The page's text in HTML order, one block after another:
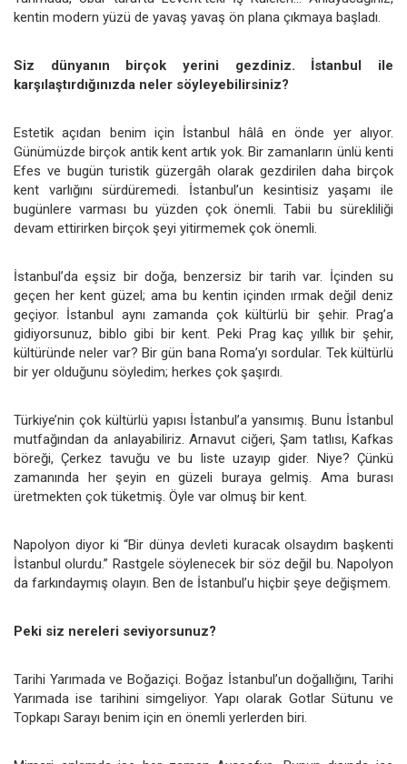
kentin modern yüzü de yavaş yavaş ön plana çıkmaya başladı.
Siz dünyanın birçok yerini gezdiniz. İstanbul ile
karşılaştırdığınızda neler söyleyebilirsiniz?
Estetik açıdan benim için İstanbul hâlâ en önde yer alıyor.
Günümüzde birçok antik kent artık yok. Bir zamanların ünlü kenti
Efes ve bugün turistik güzergâh olarak gezdirilen daha birçok
kent varlığını sürdüremedi. İstanbul’un kesintisiz yaşamı ile
bugünlere varması bu yüzden çok önemli. Tabii bu sürekliliği
devam ettirirken birçok şeyi yitirmemek çok önemli.
İstanbul’da eşsiz bir doğa, benzersiz bir tarih var. İçinden su
geçen her kent güzel; ama bu kentin içinden ırmak değil deniz
geçiyor. İstanbul aynı zamanda çok kültürlü bir şehir. Prag’a
gidiyorsunuz, biblo gibi bir kent. Peki Prag kaç yıllık bir şehir,
kültüründe neler var? Bir gün bana Roma’yı sordular. Tek kültürlü
bir yer olduğunu söyledim; herkes çok şaşırdı.
Türkiye’nin çok kültürlü yapısı İstanbul’a yansımış. Bunu İstanbul
mutfağından da anlayabiliriz. Arnavut ciğeri, Şam tatlısı, Kafkas
böreği, Çerkez tavuğu ve bu liste uzayıp gider. Niye? Çünkü
zamanında her şeyin en güzeli buraya gelmiş. Ama burası
üretmekten çok tüketmiş. Öyle var olmuş bir kent.
Napolyon diyor ki “Bir dünya devleti kuracak olsaydım başkenti
İstanbul olurdu.” Rastgele söylenecek bir söz değil bu. Napolyon
da farkındaymış olayın. Ben de İstanbul’u hiçbir şeye değişmem.
Peki siz nereleri seviyorsunuz?
Tarihi Yarımada ve Boğaziçi. Boğaz İstanbul’un doğallığını, Tarihi
Yarımada ise tarihini simgeliyor. Yapı olarak Gotlar Sütunu ve
Topkapı Sarayı benim için en önemli yerlerden biri.